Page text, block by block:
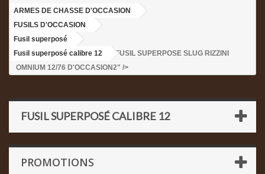
ARMES DE CHASSE D'OCCASION
FUSILS D'OCCASION
Fusil superposé
Fusil superposé calibre 12
>FUSIL SUPERPOSE SLUG RIZZINI
OMNIUM 12/76 D'OCCASION2" />
FUSIL SUPERPOSÉ CALIBRE 12
PROMOTIONS